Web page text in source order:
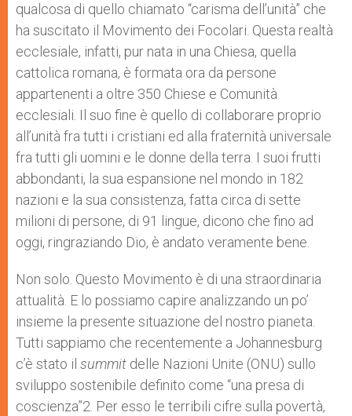
qualcosa di quello chiamato “carisma dell’unità” che
ha suscitato il Movimento dei Focolari. Questa realtà
ecclesiale, infatti, pur nata in una Chiesa, quella
cattolica romana, è formata ora da persone
appartenenti a oltre 350 Chiese e Comunità
ecclesiali. Il suo fine è quello di collaborare proprio
all’unità fra tutti i cristiani ed alla fraternità universale
fra tutti gli uomini e le donne della terra. I suoi frutti
abbondanti, la sua espansione nel mondo in 182
nazioni e la sua consistenza, fatta circa di sette
milioni di persone, di 91 lingue, dicono che fino ad
oggi, ringraziando Dio, è andato veramente bene.
Non solo. Questo Movimento è di una straordinaria
attualità. E lo possiamo capire analizzando un po’
insieme la presente situazione del nostro pianeta.
Tutti sappiamo che recentemente a Johannesburg
c’è stato il summit delle Nazioni Unite (ONU) sullo
sviluppo sostenibile definito come “una presa di
coscienza”2. Per esso le terribili cifre sulla povertà,